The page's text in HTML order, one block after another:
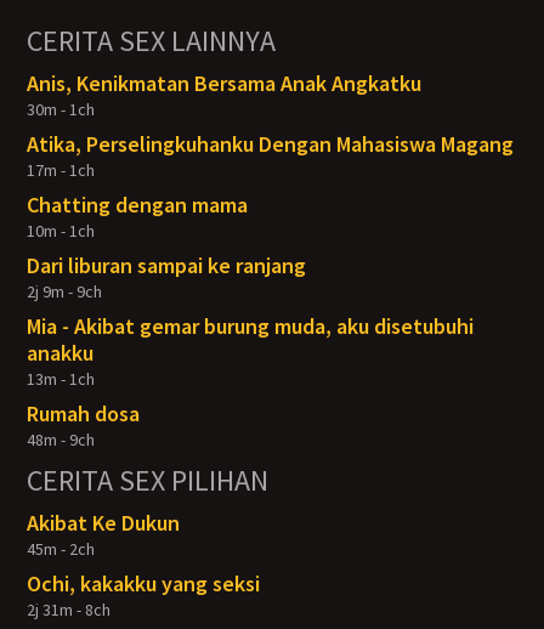
CERITA SEX LAINNYA
Anis, Kenikmatan Bersama Anak Angkatku
30m - 1ch
Atika, Perselingkuhanku Dengan Mahasiswa Magang
17m - 1ch
Chatting dengan mama
10m - 1ch
Dari liburan sampai ke ranjang
2j 9m - 9ch
Mia - Akibat gemar burung muda, aku disetubuhi
anakku
13m - 1ch
Rumah dosa
48m - 9ch
CERITA SEX PILIHAN
Akibat Ke Dukun
45m - 2ch
Ochi, kakakku yang seksi
2j 31m - 8ch